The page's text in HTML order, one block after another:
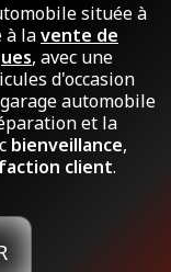
située à
à lavente de
, avec une
d'occasion
automobile
et la
bienveillance,
client.